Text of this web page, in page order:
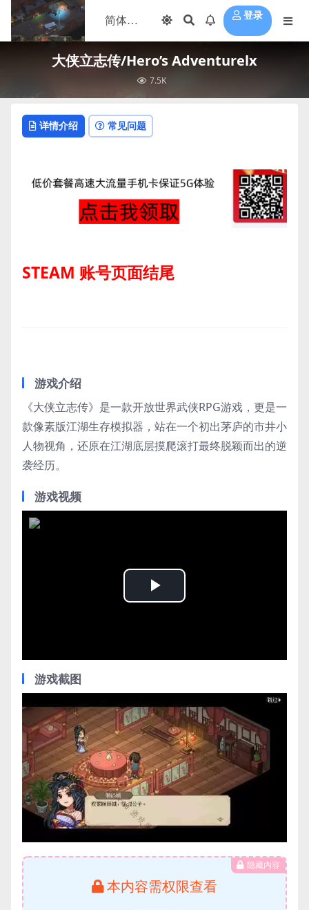
登录
大侠立志传/Hero’s Adventurelx
7.5K
详情介绍 常见问题
STEAM 账号页面结尾
游戏介绍
《大侠立志传》是一款开放世界武侠RPG游戏，更是一
款像素版江湖生存模拟器，站在一个初出茅庐的市井小
人物视角，还原在江湖底层摸爬滚打最终脱颖而出的逆
袭经历。
游戏视频
Play
游戏截图
隐藏内容
本内容需权限查看